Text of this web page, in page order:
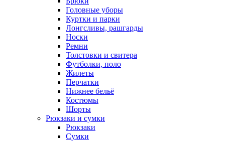
Головные уборы
Куртки и парки
Лонгсливы, рашгарды
Носки
Ремни
Толстовки и свитера
Футболки, поло
Жилеты
Перчатки
Нижнее бельё
Костюмы
Шорты
Рюкзаки и сумки
Рюкзаки
Сумки